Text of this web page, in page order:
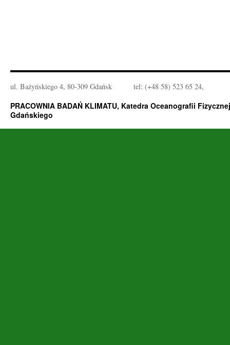
ul. Bażyńskiego 4, 80-309 Gdańsk tel: (+48 58) 523 65 24,
PRACOWNIA BADAŃ KLIMATU, Katedra Oceanografii
Gdańskiego